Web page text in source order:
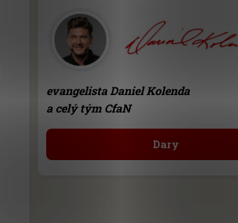
evangelista Daniel Kolenda
a celý tým CfaN
Dary